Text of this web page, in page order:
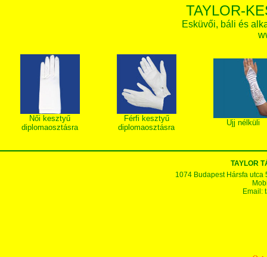
TAYLOR-
Esküvői, báli és
Női kesztyű
diplomaosztásra
Férfi kesztyű
diplomaosztásra
Ujj nélküli
TAYLOR
1074 Budapest Hársfa utca
Email: